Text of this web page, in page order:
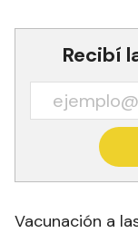
Recibí
Vacunación a